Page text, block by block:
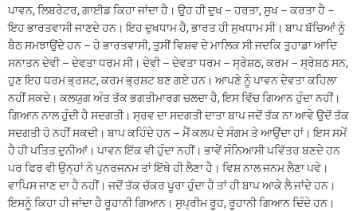
ਪਾਵਨ, ਲਿਬਰੇਟਰ, ਗਾਈਡ ਕਿਹਾ ਜਾਂਦਾ ਹੈ। ਉਹ ਹੀ ਦੁਖ – ਹਰਤਾ, ਸੁਖ – ਕਰਤਾ ਹੈ –
ਇਹ ਭਾਰਤਵਾਸੀ ਜਾਣਦੇ ਹਨ। ਇਹ ਦੁਖਧਾਮ ਹੈ, ਭਾਰਤ ਹੀ ਸੁਖਧਾਮ ਸੀ। ਬਾਪ ਬੱਚਿਆਂ ਨੂੰ
ਬੈਠ ਸਮਝਾਉਂਦੇ ਹਨ – ਹੇ ਭਾਰਤਵਾਸੀ, ਤੁਸੀਂ ਵਿਸ਼ਵ ਦੇ ਮਾਲਿਕ ਸੀ ਜਦਕਿ ਤੁਹਾਡਾ ਆਦਿ
ਸਨਾਤਨ ਦੇਵੀ – ਦੇਵਤਾ ਧਰਮ ਸੀ। ਦੇਵੀ – ਦੇਵਤਾ ਧਰਮ – ਸ੍ਰੇਸ਼ਠ, ਕਰਮ – ਸ੍ਰੇਸ਼ਠ ਸਨ,
ਹੁਣ ਇਹ ਧਰਮ ਭ੍ਰਸ਼ਟ, ਕਰਮ ਭ੍ਰਸ਼ਟ ਬਣ ਗਏ ਹਨ। ਆਪਣੇ ਨੂੰ ਪਾਵਨ ਦੇਵਤਾ ਕਹਿਲਾ
ਨਹੀਂ ਸਕਦੇ। ਕਲਯੁਗ ਅੰਤ ਤੱਕ ਭਗਤੀਮਾਰਗ ਚਲਦਾ ਹੈ, ਇਸ ਵਿੱਚ ਗਿਆਨ ਹੁੰਦਾ ਨਹੀਂ।
ਗਿਆਨ ਨਾਲ ਹੁੰਦੀ ਹੈ ਸਦਗਤੀ। ਸ੍ਰਵ ਦਾ ਸਦਗਤੀ ਦਾਤਾ ਬਾਪ ਜਦੋਂ ਤੱਕ ਨਾ ਆਵੇ ਉਦੋਂ ਤੱਕ
ਸਦਗਤੀ ਹੋ ਨਹੀਂ ਸਕਦੀ। ਬਾਪ ਕਹਿੰਦੇ ਹਨ – ਮੈਂ ਕਲਪ ਦੇ ਸੰਗਮ ਤੇ ਆਉਂਦਾ ਹਾਂ। ਇਸ ਸਮੇਂ
ਹੈ ਹੀ ਪਤਿਤ ਦੁਨੀਆਂ। ਪਾਵਨ ਇੱਕ ਵੀ ਹੁੰਦਾ ਨਹੀਂ। ਭਾਵੇਂ ਸੰਨਿਆਸੀ ਪਵਿੱਤਰ ਬਣਦੇ ਹਨ
ਪਰ ਫਿਰ ਵੀ ਉਨ੍ਹਾਂ ਨੇ ਪੁਨਰਜਨਮ ਤਾਂ ਇੱਥੇ ਹੀ ਲੈਣਾ ਹੈ। ਵਿਸ਼ ਨਾਲ ਜਨਮ ਲੈਣਾ ਪਵੇ।
ਵਾਪਿਸ ਜਾਣ ਦਾ ਹੈ ਨਹੀਂ। ਜਦੋਂ ਤੱਕ ਚੱਕਰ ਪੂਰਾ ਹੁੰਦਾ ਹੈ ਤਾਂ ਹੀ ਬਾਪ ਆਕੇ ਲੈ ਜਾਂਦੇ ਹਨ।
ਇਸਨੂੰ ਕਿਹਾ ਹੀ ਜਾਂਦਾ ਹੈ ਰੂਹਾਨੀ ਗਿਆਨ। ਸੁਪ੍ਰੀਮ ਰੂਹ, ਰੂਹਾਨੀ ਗਿਆਨ ਦਿੰਦੇ ਹਨ।